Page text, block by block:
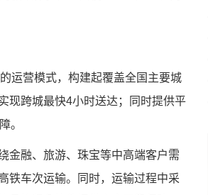
运营模式，构建起覆盖全国主要城
现跨城最快4小时送达；同时提供平
。
金融、旅游、珠宝等中高端客户需
铁车次运输。同时，运输过程中采